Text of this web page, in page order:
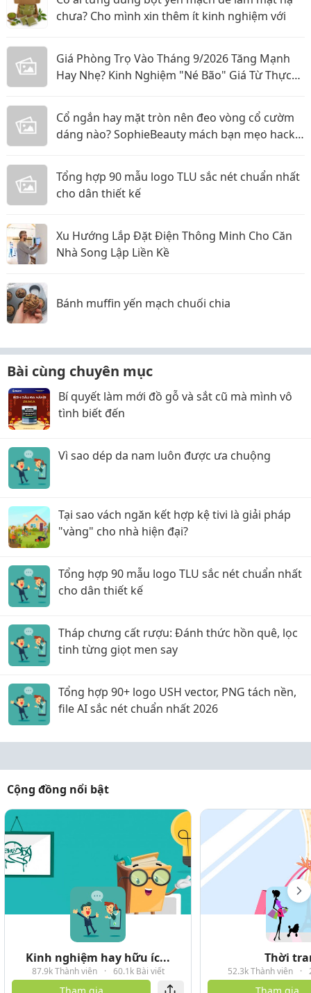
chưa? Cho mình xin thêm ít kinh nghiệm với
Giá Phòng Trọ Vào Tháng 9/2026 Tăng Mạnh
Hay Nhẹ? Kinh Nghiệm "Né Bão" Giá Từ Thực
Cổ ngắn hay mặt tròn nên đeo vòng cổ cườm
dáng nào? SophieBeauty mách bạn mẹo hack
Tổng hợp 90 mẫu logo TLU sắc nét chuẩn nhất
cho dân thiết kế
Xu Hướng Lắp Đặt Điện Thông Minh Cho Căn
Nhà Song Lập Liền Kề
Bánh muffin yến mạch chuối chia
Bài cùng chuyên mục
Bí quyết làm mới đồ gỗ và sắt cũ mà mình vô
tình biết đến
Vì sao dép da nam luôn được ưa chuộng
Tại sao vách ngăn kết hợp kệ tivi là giải pháp
"vàng" cho nhà hiện đại?
Tổng hợp 90 mẫu logo TLU sắc nét chuẩn nhất
cho dân thiết kế
Tháp chưng cất rượu: Đánh thức hồn quê, lọc
tinh từng giọt men say
Tổng hợp 90+ logo USH vector, PNG tách nền,
file AI sắc nét chuẩn nhất 2026
Cộng đồng nổi bật
Kinh nghiệm hay hữu íc...
87.9k Thành viên · 60.1k Bài viết
Thời
52.3k Thành viên ·